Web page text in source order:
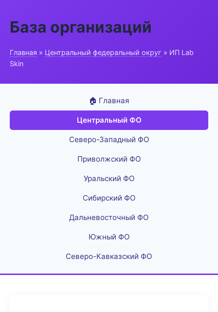
База организаций
Главная » Центральный федеральный округ » ИП Lab
Skin
🏠 Главная
Центральный ФО
Северо-Западный ФО
Приволжский ФО
Уральский ФО
Сибирский ФО
Дальневосточный ФО
Южный ФО
Северо-Кавказский ФО